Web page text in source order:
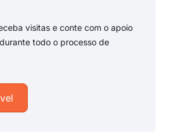
visitas e conte com o apoio
todo o processo de